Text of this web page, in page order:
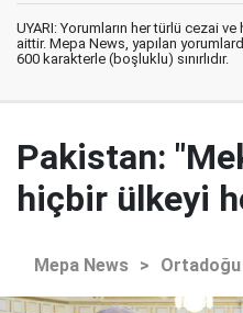
UYARI: Yorumların her türlü cezai
aittir. Mepa News, yapılan
600 karakterle (boşluklu) sınırlıdır.
Pakistan:
hiçbir ülkeyi
Mepa News > Ortadoğu